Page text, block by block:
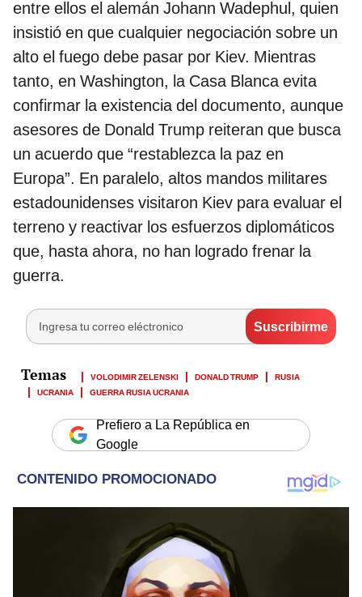
entre ellos el alemán Johann Wadephul, quien
insistió en que cualquier negociación sobre un
alto el fuego debe pasar por Kiev. Mientras
tanto, en Washington, la Casa Blanca evita
confirmar la existencia del documento, aunque
asesores de Donald Trump reiteran que busca
un acuerdo que “restablezca la paz en
Europa”. En paralelo, altos mandos militares
estadounidenses visitaron Kiev para evaluar el
terreno y reactivar los esfuerzos diplomáticos
que, hasta ahora, no han logrado frenar la
guerra.
VOLODIMIR ZELENSKI DONALD TRUMP
RUSIA
UCRANIA
GUERRA RUSIA UCRANIA
Prefiero a La República en
Google